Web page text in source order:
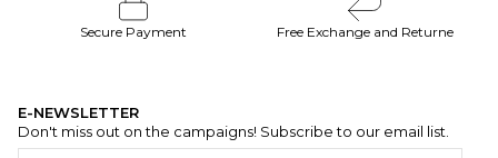
Secure Payment Free Exchange and Returne
E-NEWSLETTER
Don't miss out on the campaigns! Subscribe to our email list.